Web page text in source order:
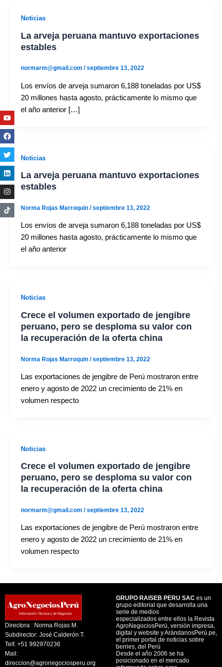
Noticias
La arveja peruana mantuvo exportaciones
estables
normarm@gmail.com /septiembre 13, 2022
Los envíos de arveja sumaron 6,188 toneladas por US$
20 millones hasta agosto, prácticamente lo mismo que
el año anterior […]
Noticias
La arveja peruana mantuvo exportaciones
estables
Norma Rojas Marroquin /septiembre 13, 2022
Los envíos de arveja sumaron 6,188 toneladas por US$
20 millones hasta agosto, prácticamente lo mismo que
el año anterior
Noticias
Crece el volumen exportado de jengibre
peruano, pero se desploma su valor con
la recuperación de la oferta china
Norma Rojas Marroquin /septiembre 13, 2022
Las exportaciones de jengibre de Perú mostraron entre
enero y agosto de 2022 un crecimiento de 21% en
volumen respecto
Noticias
Crece el volumen exportado de jengibre
peruano, pero se desploma su valor con
la recuperación de la oferta china
normarm@gmail.com /septiembre 13, 2022
Las exportaciones de jengibre de Perú mostraron entre
enero y agosto de 2022 un crecimiento de 21% en
volumen respecto
Directora : Norma Rojas M.
Subdirector: José Calderón T.
Telf. +51 992970236
Mail:
direccion@agronegociosperu.org
GRUPO RAISEB PERU SAC es un
grupo editorial que desarrolla una
serie de medios
especializados entre ellos la Revista
AgroNegociosPerú, versión impresa,
digital y website y ArándanosPerú.pe,
el primer portal de noticias sobre
berries, del Perú
Desde el año 2006 se ha
posicionado en el mercado
Youtube
Facebook
Twitter
Linkedin
Instagram